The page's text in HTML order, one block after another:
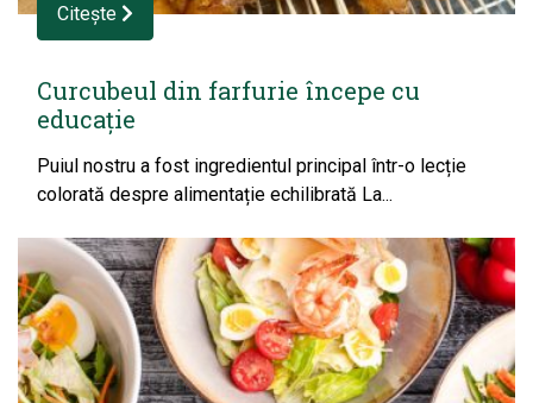
Citește
Curcubeul din farfurie începe cu
educație
Puiul nostru a fost ingredientul principal într-o lecție
colorată despre alimentație echilibrată La...